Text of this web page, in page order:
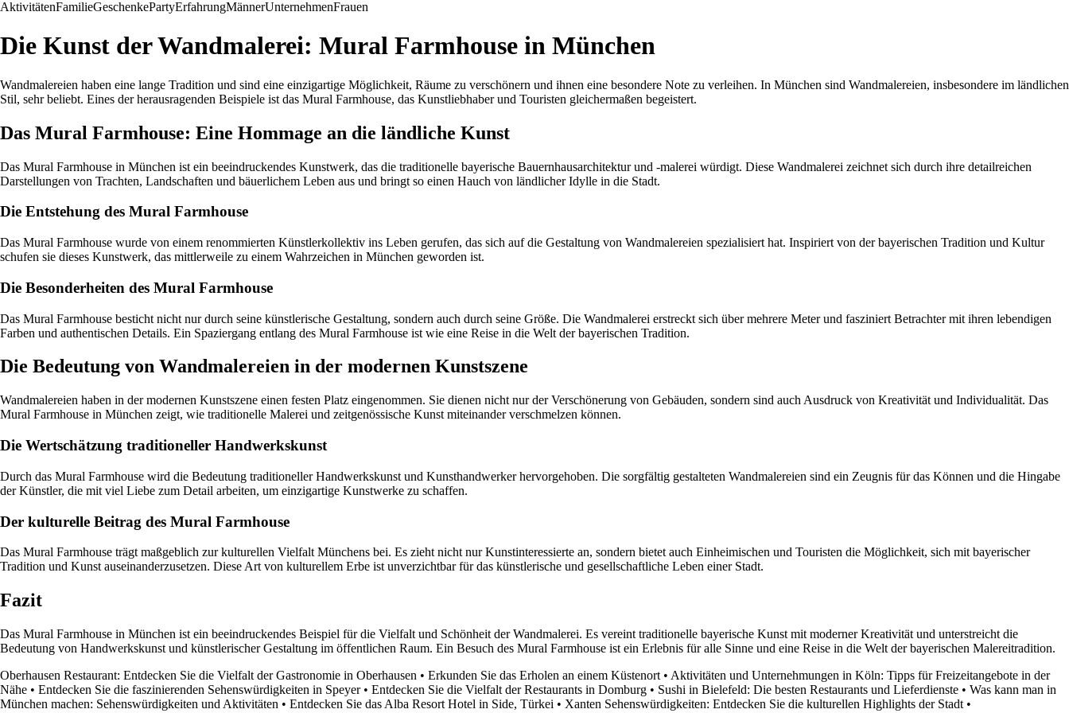
AktivitätenFamilieGeschenkePartyErfahrungMännerUnternehmenFrauen
Die Kunst der Wandmalerei: Mural Farmhouse in München
Wandmalereien haben eine lange Tradition und sind eine einzigartige Möglichkeit, Räume zu verschönern und ihnen eine besondere Note zu verleihen. In München sind Wandmalereien, insbesondere im ländlichen
Stil, sehr beliebt. Eines der herausragenden Beispiele ist das Mural Farmhouse, das Kunstliebhaber und Touristen gleichermaßen begeistert.
Das Mural Farmhouse: Eine Hommage an die ländliche Kunst
Das Mural Farmhouse in München ist ein beeindruckendes Kunstwerk, das die traditionelle bayerische Bauernhausarchitektur und -malerei würdigt. Diese Wandmalerei zeichnet sich durch ihre detailreichen
Darstellungen von Trachten, Landschaften und bäuerlichem Leben aus und bringt so einen Hauch von ländlicher Idylle in die Stadt.
Die Entstehung des Mural Farmhouse
Das Mural Farmhouse wurde von einem renommierten Künstlerkollektiv ins Leben gerufen, das sich auf die Gestaltung von Wandmalereien spezialisiert hat. Inspiriert von der bayerischen Tradition und Kultur
schufen sie dieses Kunstwerk, das mittlerweile zu einem Wahrzeichen in München geworden ist.
Die Besonderheiten des Mural Farmhouse
Das Mural Farmhouse besticht nicht nur durch seine künstlerische Gestaltung, sondern auch durch seine Größe. Die Wandmalerei erstreckt sich über mehrere Meter und fasziniert Betrachter mit ihren lebendigen
Farben und authentischen Details. Ein Spaziergang entlang des Mural Farmhouse ist wie eine Reise in die Welt der bayerischen Tradition.
Die Bedeutung von Wandmalereien in der modernen Kunstszene
Wandmalereien haben in der modernen Kunstszene einen festen Platz eingenommen. Sie dienen nicht nur der Verschönerung von Gebäuden, sondern sind auch Ausdruck von Kreativität und Individualität. Das
Mural Farmhouse in München zeigt, wie traditionelle Malerei und zeitgenössische Kunst miteinander verschmelzen können.
Die Wertschätzung traditioneller Handwerkskunst
Durch das Mural Farmhouse wird die Bedeutung traditioneller Handwerkskunst und Kunsthandwerker hervorgehoben. Die sorgfältig gestalteten Wandmalereien sind ein Zeugnis für das Können und die Hingabe
der Künstler, die mit viel Liebe zum Detail arbeiten, um einzigartige Kunstwerke zu schaffen.
Der kulturelle Beitrag des Mural Farmhouse
Das Mural Farmhouse trägt maßgeblich zur kulturellen Vielfalt Münchens bei. Es zieht nicht nur Kunstinteressierte an, sondern bietet auch Einheimischen und Touristen die Möglichkeit, sich mit bayerischer
Tradition und Kunst auseinanderzusetzen. Diese Art von kulturellem Erbe ist unverzichtbar für das künstlerische und gesellschaftliche Leben einer Stadt.
Fazit
Das Mural Farmhouse in München ist ein beeindruckendes Beispiel für die Vielfalt und Schönheit der Wandmalerei. Es vereint traditionelle bayerische Kunst mit moderner Kreativität und unterstreicht die
Bedeutung von Handwerkskunst und künstlerischer Gestaltung im öffentlichen Raum. Ein Besuch des Mural Farmhouse ist ein Erlebnis für alle Sinne und eine Reise in die Welt der bayerischen Malereitradition.
Oberhausen Restaurant: Entdecken Sie die Vielfalt der Gastronomie in Oberhausen • Erkunden Sie das Erholen an einem Küstenort • Aktivitäten und Unternehmungen in Köln: Tipps für Freizeitangebote in der
Nähe • Entdecken Sie die faszinierenden Sehenswürdigkeiten in Speyer• Entdecken Sie die Vielfalt der Restaurants in Domburg • Sushi in Bielefeld: Die besten Restaurants und Lieferdienste • Was kann man in
München machen: Sehenswürdigkeiten und Aktivitäten • Entdecken Sie das Alba Resort Hotel in Side, Türkei • Xanten Sehenswürdigkeiten: Entdecken Sie die kulturellen Highlights der Stadt •